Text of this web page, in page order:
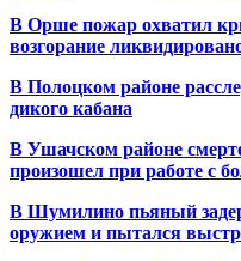
В Орше пожар охватил
возгорание
В Полоцком районе
дикого кабана
В Ушачском районе
произошел при работе с
В Шумилино пьяный
оружием и пытался